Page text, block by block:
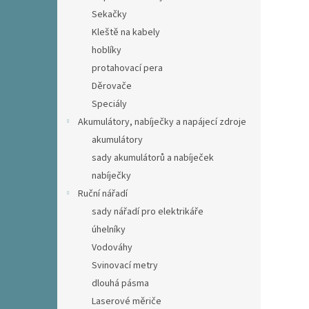
Sekačky
Kleště na kabely
hoblíky
protahovací pera
Děrovače
Speciály
Akumulátory, nabíječky a napájecí zdroje
akumulátory
sady akumulátorů a nabíječek
nabíječky
Ruční nářadí
sady nářadí pro elektrikáře
úhelníky
Vodováhy
Svinovací metry
dlouhá pásma
Laserové měriče